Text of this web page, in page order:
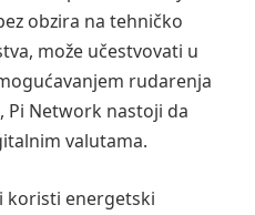
obzira na tehničko
može učestvovati u
rudarenja
Network nastoji da
valutama.
koristi energetski